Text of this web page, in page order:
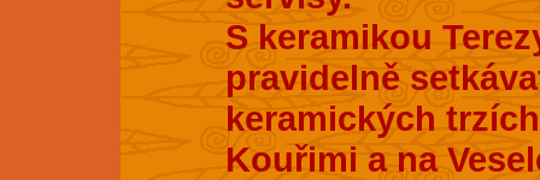
S keramikou
pravidelně
keramických
Kouřimi a na